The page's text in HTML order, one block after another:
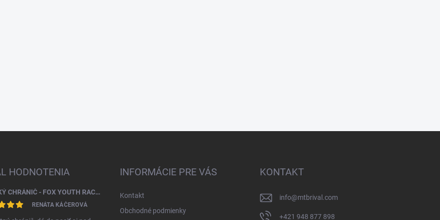
HODNOTENIA
DETSKÝ CHRÁNIČ - FOX YOUTH RACEFRAME IMPACT CE CHEST GUARD
RENÁTA KÁČEROVÁ
INFORMÁCIE PRE VÁS
Kontakt
Obchodné podmienky
KONTAKT
info@mtbrival.com
+421 948 877 898